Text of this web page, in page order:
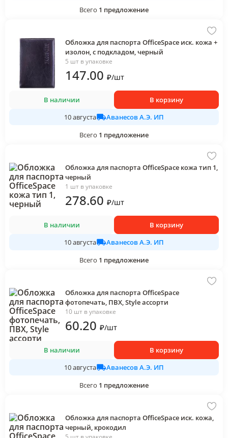
Всего 1 предложение
Обложка для паспорта OfficeSpace иск. кожа +
изолон, с подкладом, черный
5 шт в упаковке
147.00 ₽/шт
В наличии
В корзину
10 августа
Аванесов А.Э. ИП
Всего 1 предложение
Обложка для паспорта OfficeSpace кожа тип 1,
черный
1 шт в упаковке
278.60 ₽/шт
В наличии
В корзину
10 августа
Аванесов А.Э. ИП
Всего 1 предложение
Обложка для паспорта OfficeSpace
фотопечать, ПВХ, Style ассорти
10 шт в упаковке
60.20 ₽/шт
В наличии
В корзину
10 августа
Аванесов А.Э. ИП
Всего 1 предложение
Обложка для паспорта OfficeSpace иск. кожа,
черный, крокодил